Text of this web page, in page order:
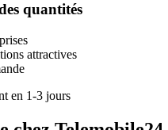
quantités
attractives
en 1-3 jours